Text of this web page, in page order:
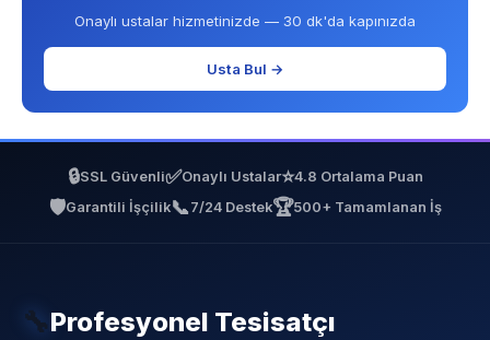
Onaylı ustalar hizmetinizde — 30 dk'da kapınızda
Usta Bul →
🔒SSL Güvenli✅Onaylı Ustalar⭐4.8 Ortalama Puan
🛡️Garantili İşçilik📞 7/24 Destek🏆500+ Tamamlanan İş
🔧Profesyonel Tesisatçı